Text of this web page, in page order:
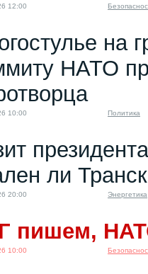
12:00
на
НАТО
10:00 Политика
ли
20:00 Энергетика
пишем,
10:00